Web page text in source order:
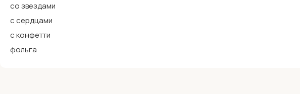
со звездами
с сердцами
с конфетти
фольга